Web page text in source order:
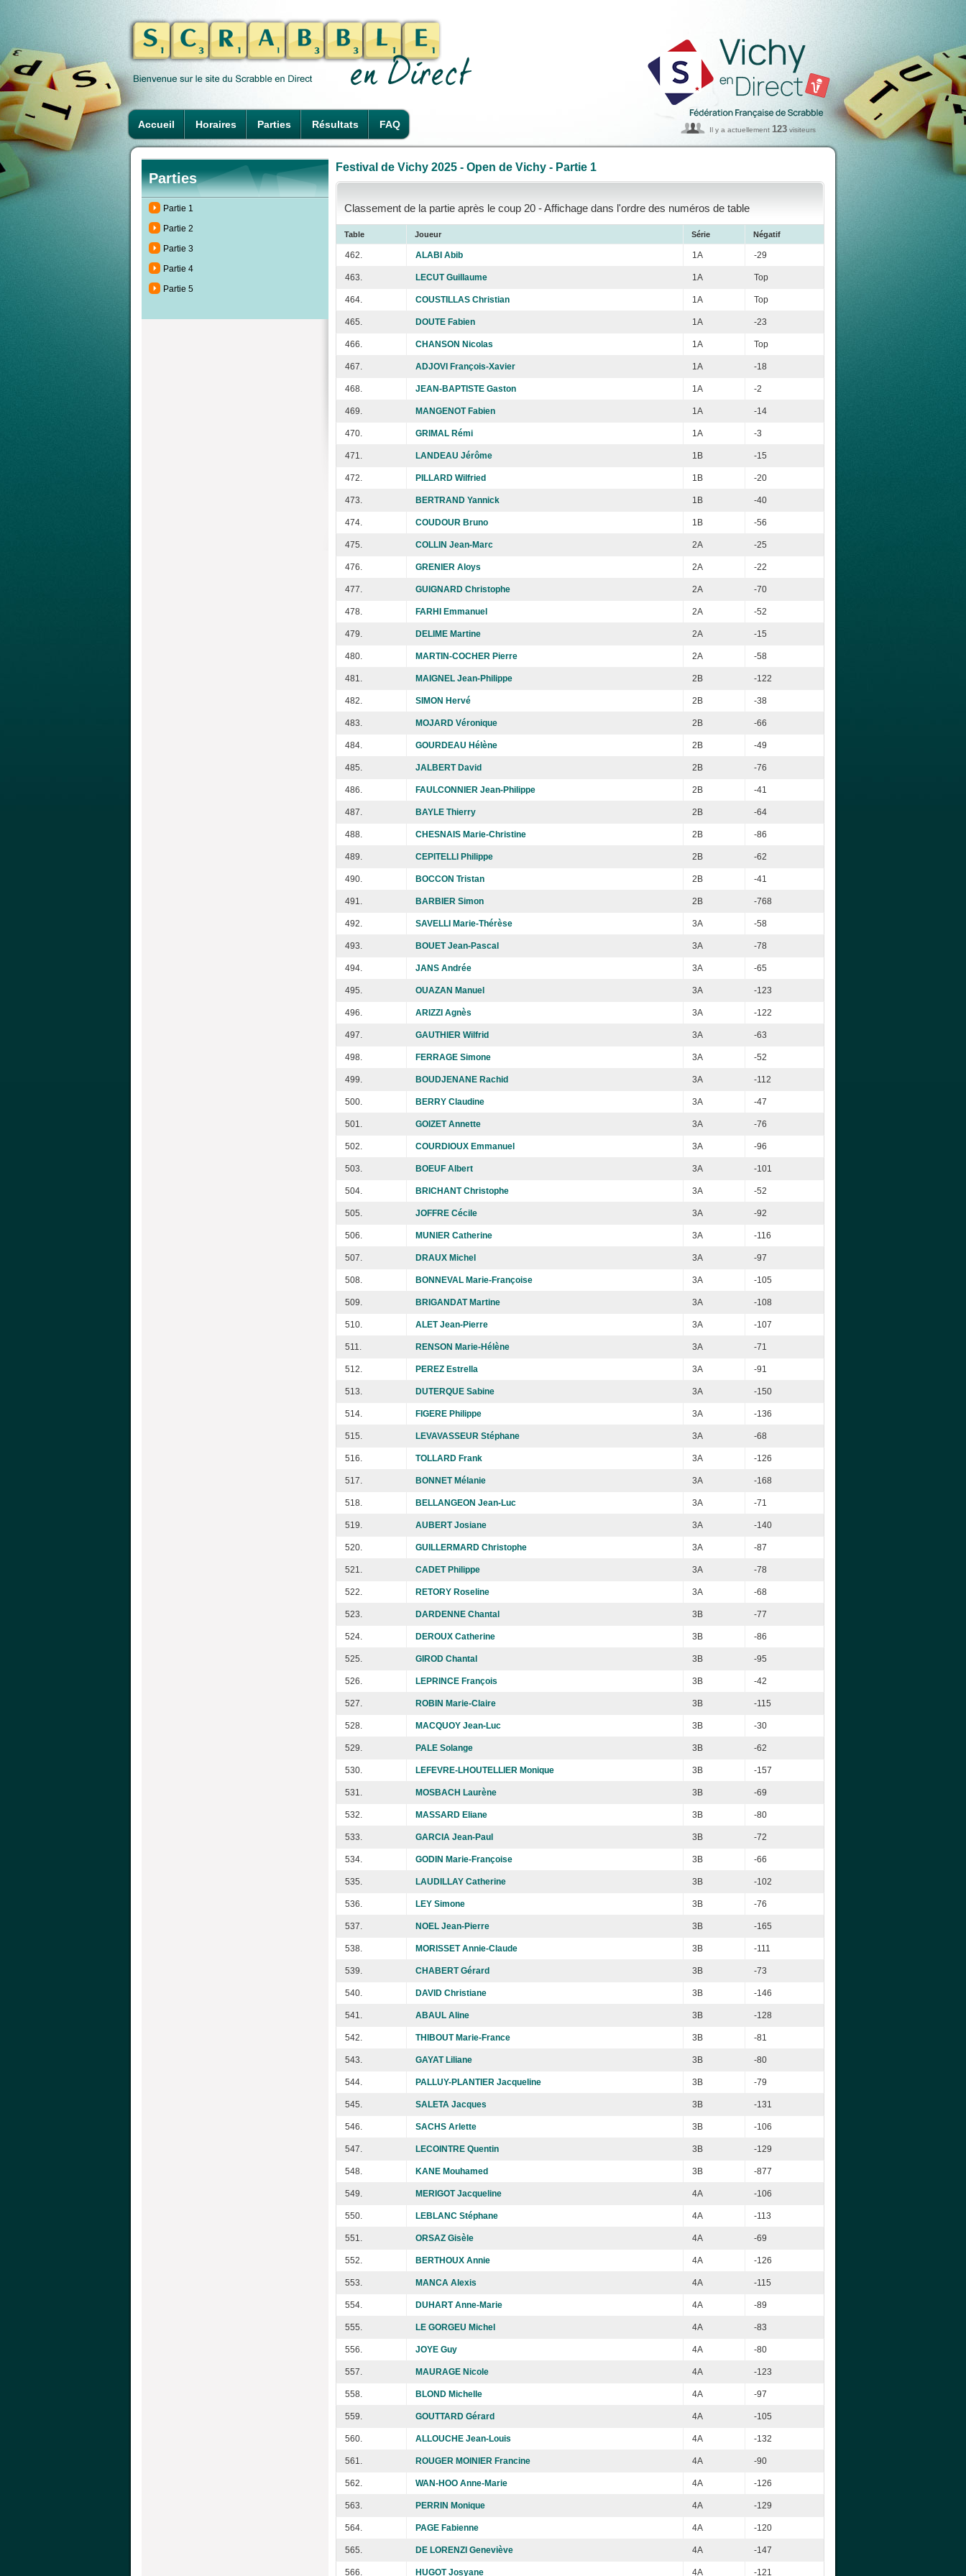
Accueil Horaires Parties Résultats FAQ Il y a actuellement 123 visiteurs
Parties
Partie 1
Partie 2
Partie 3
Partie 4
Partie 5
Festival de Vichy 2025 - Open de Vichy - Partie 1
Classement de la partie après le coup 20 - Affichage dans l'ordre des numéros de table
Table Joueur Série Négatif
462. ALABI Abib 1A -29
463. LECUT Guillaume 1A Top
464. COUSTILLAS Christian 1A Top
465. DOUTE Fabien 1A -23
466. CHANSON Nicolas 1A Top
467. ADJOVI François-Xavier 1A -18
468. JEAN-BAPTISTE Gaston 1A -2
469. MANGENOT Fabien 1A -14
470. GRIMAL Rémi 1A -3
471. LANDEAU Jérôme 1B -15
472. PILLARD Wilfried 1B -20
473. BERTRAND Yannick 1B -40
474. COUDOUR Bruno 1B -56
475. COLLIN Jean-Marc 2A -25
476. GRENIER Aloys 2A -22
477. GUIGNARD Christophe 2A -70
478. FARHI Emmanuel 2A -52
479. DELIME Martine 2A -15
480. MARTIN-COCHER Pierre 2A -58
481. MAIGNEL Jean-Philippe 2B -122
482. SIMON Hervé 2B -38
483. MOJARD Véronique 2B -66
484. GOURDEAU Hélène 2B -49
485. JALBERT David 2B -76
486. FAULCONNIER Jean-Philippe 2B -41
487. BAYLE Thierry 2B -64
488. CHESNAIS Marie-Christine 2B -86
489. CEPITELLI Philippe 2B -62
490. BOCCON Tristan 2B -41
491. BARBIER Simon 2B -768
492. SAVELLI Marie-Thérèse 3A -58
493. BOUET Jean-Pascal 3A -78
494. JANS Andrée 3A -65
495. OUAZAN Manuel 3A -123
496. ARIZZI Agnès 3A -122
497. GAUTHIER Wilfrid 3A -63
498. FERRAGE Simone 3A -52
499. BOUDJENANE Rachid 3A -112
500. BERRY Claudine 3A -47
501. GOIZET Annette 3A -76
502. COURDIOUX Emmanuel 3A -96
503. BOEUF Albert 3A -101
504. BRICHANT Christophe 3A -52
505. JOFFRE Cécile 3A -92
506. MUNIER Catherine 3A -116
507. DRAUX Michel 3A -97
508. BONNEVAL Marie-Françoise 3A -105
509. BRIGANDAT Martine 3A -108
510. ALET Jean-Pierre 3A -107
511. RENSON Marie-Hélène 3A -71
512. PEREZ Estrella 3A -91
513. DUTERQUE Sabine 3A -150
514. FIGERE Philippe 3A -136
515. LEVAVASSEUR Stéphane 3A -68
516. TOLLARD Frank 3A -126
517. BONNET Mélanie 3A -168
518. BELLANGEON Jean-Luc 3A -71
519. AUBERT Josiane 3A -140
520. GUILLERMARD Christophe 3A -87
521. CADET Philippe 3A -78
522. RETORY Roseline 3A -68
523. DARDENNE Chantal 3B -77
524. DEROUX Catherine 3B -86
525. GIROD Chantal 3B -95
526. LEPRINCE François 3B -42
527. ROBIN Marie-Claire 3B -115
528. MACQUOY Jean-Luc 3B -30
529. PALE Solange 3B -62
530. LEFEVRE-LHOUTELLIER Monique 3B -157
531. MOSBACH Laurène 3B -69
532. MASSARD Eliane 3B -80
533. GARCIA Jean-Paul 3B -72
534. GODIN Marie-Françoise 3B -66
535. LAUDILLAY Catherine 3B -102
536. LEY Simone 3B -76
537. NOEL Jean-Pierre 3B -165
538. MORISSET Annie-Claude 3B -111
539. CHABERT Gérard 3B -73
540. DAVID Christiane 3B -146
541. ABAUL Aline 3B -128
542. THIBOUT Marie-France 3B -81
543. GAYAT Liliane 3B -80
544. PALLUY-PLANTIER Jacqueline 3B -79
545. SALETA Jacques 3B -131
546. SACHS Arlette 3B -106
547. LECOINTRE Quentin 3B -129
548. KANE Mouhamed 3B -877
549. MERIGOT Jacqueline 4A -106
550. LEBLANC Stéphane 4A -113
551. ORSAZ Gisèle 4A -69
552. BERTHOUX Annie 4A -126
553. MANCA Alexis 4A -115
554. DUHART Anne-Marie 4A -89
555. LE GORGEU Michel 4A -83
556. JOYE Guy 4A -80
557. MAURAGE Nicole 4A -123
558. BLOND Michelle 4A -97
559. GOUTTARD Gérard 4A -105
560. ALLOUCHE Jean-Louis 4A -132
561. ROUGER MOINIER Francine 4A -90
562. WAN-HOO Anne-Marie 4A -126
563. PERRIN Monique 4A -129
564. PAGE Fabienne 4A -120
565. DE LORENZI Geneviève 4A -147
566. HUGOT Josyane 4A -121